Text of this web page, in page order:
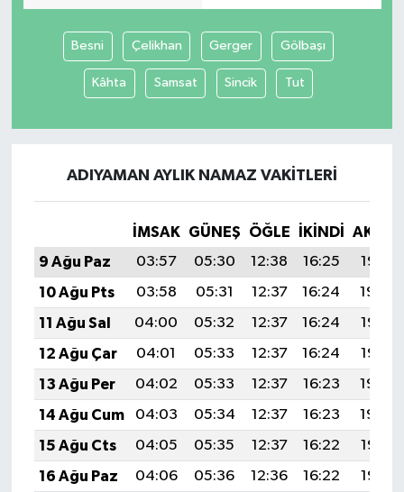
Besni Çelikhan Gerger Gölbaşı
Kâhta Samsat Sincik Tut
ADIYAMAN AYLIK NAMAZ VAKITLERI
İMSAK GÜNEŞ ÖĞLE İKINDI
9 Ağu Paz
03:57 05:30 12:38 16:25
19:35
10 Ağu Pts
03:58 05:31 12:37 16:24
19:34
11 Ağu Sal
04:00 05:32 12:37 16:24
19:33
12 Ağu Çar
04:01 05:33 12:37 16:24
19:32
13 Ağu Per
04:02 05:33 12:37 16:23
19:30
14 Ağu Cum
04:03 05:34 12:37 16:23
19:29
15 Ağu Cts
04:05 05:35 12:37 16:22
19:28
16 Ağu Paz
04:06 05:36 12:36 16:22
19:27